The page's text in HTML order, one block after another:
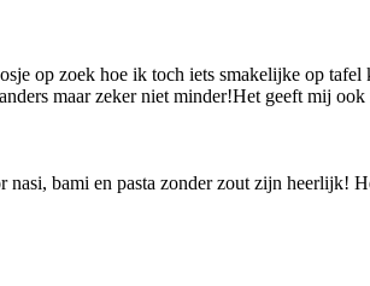
op zoek hoe ik toch iets smakelijke op
maar zeker niet minder!Het geeft mij
bami en pasta zonder zout zijn heerlijk!